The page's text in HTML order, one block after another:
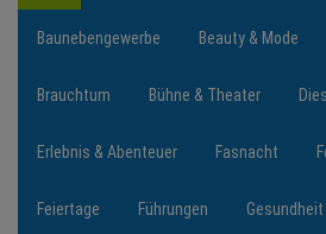
BRANCHEN
NEWS
TERMINE
ANGEBOTE
Baunebengewerbe Beauty & Mode
Brauchtum Bühne & Theater
Erlebnis & Abenteuer Fasnacht
Feiertage Führungen